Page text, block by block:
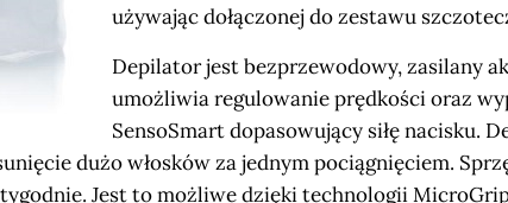
używając dołączonej do zestawu
Depilator jest bezprzewodowy, zasilany
umożliwia regulowanie prędkości oraz
SensoSmart dopasowujący siłę nacisku.
dużo włosków za jednym pociągnięciem.
tygodnie. Jest to możliwe dzięki technologii